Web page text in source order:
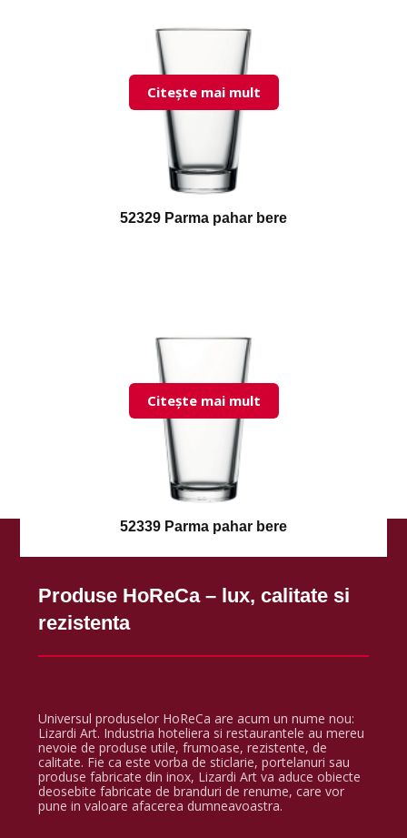
52329 Parma pahar bere
Citește mai mult
52339 Parma pahar bere
Citește mai mult
Produse HoReCa – lux, calitate si
rezistenta
Universul produselor HoReCa are acum un nume nou:
Lizardi Art. Industria hoteliera si restaurantele au mereu
nevoie de produse utile, frumoase, rezistente, de
calitate. Fie ca este vorba de sticlarie, portelanuri sau
produse fabricate din inox, Lizardi Art va aduce obiecte
deosebite fabricate de branduri de renume, care vor
pune in valoare afacerea dumneavoastra.